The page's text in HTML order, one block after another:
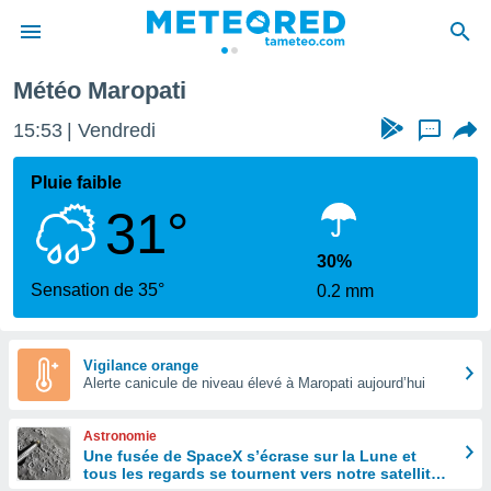
de
par
Météo Maropati
15:53 Vendredi ...
Pluie faible
31°
Sensation de 35°
30%
0.2 mm
Vigilance orange
Alerte canicule de niveau élevé à Maropati aujourd’hui
Astronomie
Une fusée de SpaceX s’écrase sur la Lune et
tous les regards se tournent vers notre satellite à